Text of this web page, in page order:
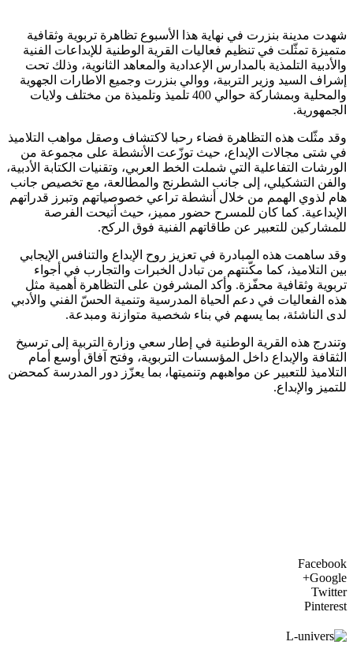
شهدت مدينة بنزرت في نهاية هذا الأسبوع تظاهرة تربوية وثقافية
متميزة تمثّلت في تنظيم فعاليات القرية الوطنية للإبداعات الفنية
والأدبية التلمذية بالمدارس الإعدادية والمعاهد الثانوية، وذلك تحت
إشراف السيد وزير التربية، ووالي بنزرت وجميع الاطارات الجهوية
والمحلية وبمشاركة حوالي 400 تلميذ وتلميذة من مختلف ولايات
الجمهورية.
وقد مثّلت هذه التظاهرة فضاء رحبا لاكتشاف وصقل مواهب التلاميذ
في شتى مجالات الإبداع، حيث توزّعت الأنشطة على مجموعة من
الورشات التفاعلية التي شملت الخط العربي، وتقنيات الكتابة الأدبية،
والفن التشكيلي، إلى جانب الشطرنج والمطالعة، مع تخصيص جانب
هام لذوي الهمم من خلال أنشطة تراعي خصوصياتهم وتبرز قدراتهم
الإبداعية. كما كان للمسرح حضور مميز، حيث أتيحت الفرصة
للمشاركين للتعبير عن طاقاتهم الفنية فوق الركح.
وقد ساهمت هذه المبادرة في تعزيز روح الإبداع والتنافس الإيجابي
بين التلاميذ، كما مكّنتهم من تبادل الخبرات والتجارب في أجواء
تربوية وثقافية محفّزة. وأكد المشرفون على التظاهرة أهمية مثل
هذه الفعاليات في دعم الحياة المدرسية وتنمية الحسّ الفني والأدبي
لدى الناشئة، بما يسهم في بناء شخصية متوازنة ومبدعة.
وتندرج هذه القرية الوطنية في إطار سعي وزارة التربية إلى ترسيخ
الثقافة والإبداع داخل المؤسسات التربوية، وفتح آفاق أوسع أمام
التلاميذ للتعبير عن مواهبهم وتنميتها، بما يعزّز دور المدرسة كمحضن
للتميز والإبداع.
Facebook
Google+
Twitter
Pinterest